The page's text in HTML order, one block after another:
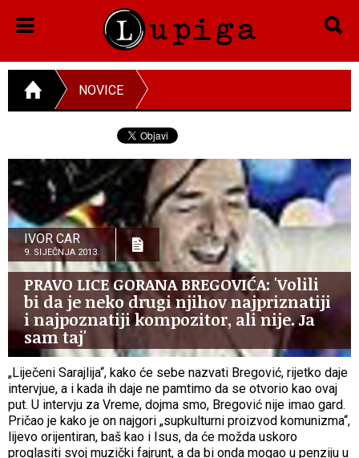
NOVICE
IVOR CAR
9. SIJEČNJA 2013.
PRAVO LICE GORANA BREGOVIĆA: 'Volili
bi da je neko drugi njihov najpriznatiji
i najpoznatiji kompozitor, ali nije. Ja
sam taj'
„Liječeni Sarajlija“, kako će sebe nazvati Bregović, rijetko daje
intervjue, a i kada ih daje ne pamtimo da se otvorio kao ovaj
put. U intervju za Vreme, dojma smo, Bregović nije imao gard.
Pričao je kako je on najgori „supkulturni proizvod komunizma“,
lijevo orijentiran, baš kao i Isus, da će možda uskoro
proglasiti svoj muzički fajrunt, a da bi onda mogao u penziju u